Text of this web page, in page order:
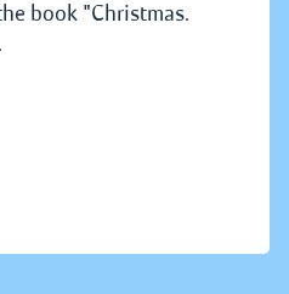
book "Christmas.